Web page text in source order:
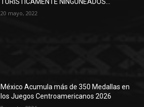
20 mayo, 2022
México Acumula más de 350 Medallas en
los Juegos Centroamericanos 2026